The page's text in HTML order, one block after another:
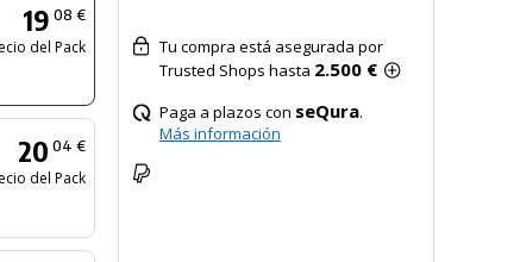
19 08 €
del Pack
20 04 €
del Pack
Tu compra está asegurada por
Trusted Shops hasta 2.500 €
Paga a plazos con seQura.
Más información